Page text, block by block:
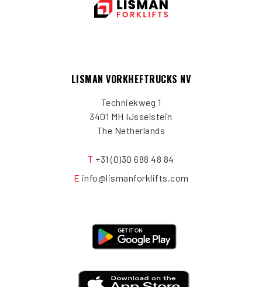
LISMAN VORKHEFTRUCKS NV
Techniekweg 1
3401 MH IJsselstein
The Netherlands
T +31 (0)30 688 48 84
E info@lismanforklifts.com